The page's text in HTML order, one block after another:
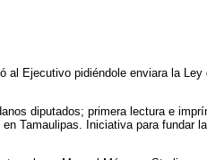
Ejecutivo pidiéndole enviara la
diputados; primera lectura e
Tamaulipas. Iniciativa para fundar